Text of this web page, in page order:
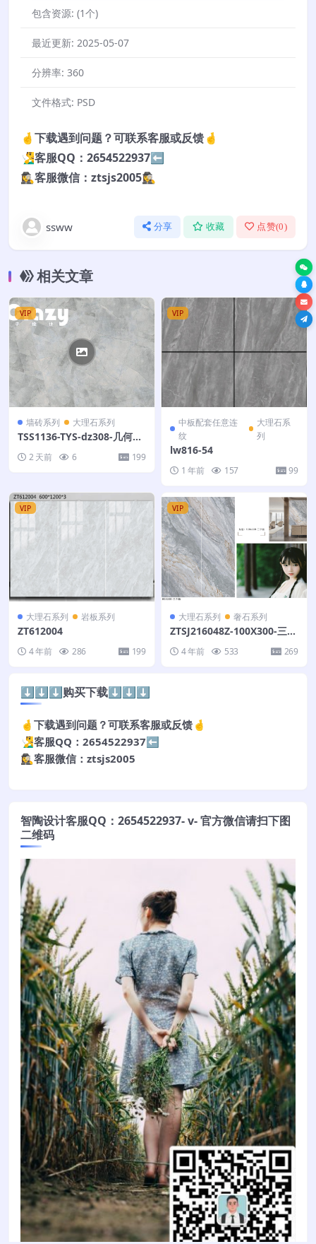
包含资源: (1个)
最近更新: 2025-05-07
分辨率: 360
文件格式: PSD
🤞下载遇到问题？可联系客服或反馈🤞
🧏‍♂️客服QQ：2654522937⬅️
🕵️‍♀️客服微信：ztsjs2005🕵️‍♀️
ssww 分享 收藏 点赞(0)
相关文章
VIP
墙砖系列 大理石系列
TSS1136-TYS-dz308-几何
2 天前 6 199
VIP
中板配套任意连
纹
大理石系
列
lw816-54
1 年前 157 99
VIP
大理石系列 岩板系列
ZT612004
4 年前 286 199
VIP
大理石系列 奢石系列
ZTSJ216048Z-100X300-三个
4 年前 533 269
⬇️⬇️⬇️购买下载⬇️⬇️⬇️
🤞下载遇到问题？可联系客服或反馈🤞
🧏‍♂️客服QQ：2654522937⬅️
🕵️‍♀️客服微信：ztsjs2005
智陶设计客服QQ：2654522937- v- 官方微信请扫下图
二维码